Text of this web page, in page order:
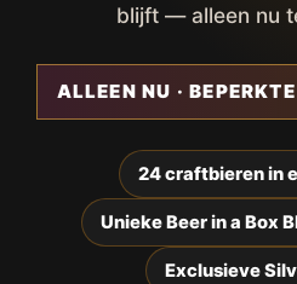
blijft — alleen nu
ALLEEN NU ·
24 craftbieren in
Unieke Beer in a Box
Exclusieve